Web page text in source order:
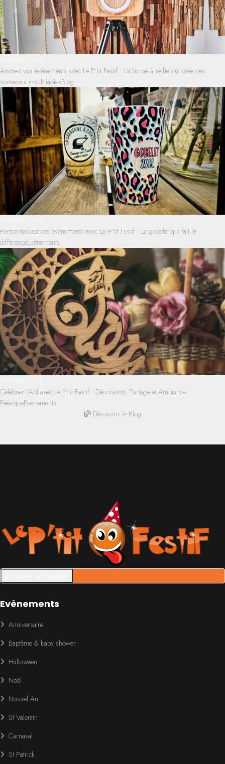
Animez vos événements avec Le P'tit Festif : La borne à selfie qui crée des
souvenirs inoubliablesBlog
Personnalisez vos événements avec Le P'tit Festif : Le gobelet qui fait la
différenceEvènements
Célébrez l’Aïd avec Le P'tit Festif : Décoration, Partage et Ambiance
FéériqueEvènements
Découvrir le Blog
Evènements
Anniversaire
Baptême & baby shower
Halloween
Noël
Nouvel An
St Valentin
Carnaval
St Patrick